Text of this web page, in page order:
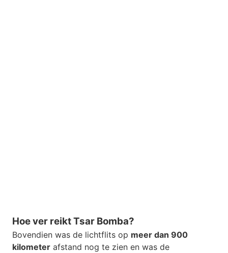
Hoe ver reikt Tsar Bomba?
Bovendien was de lichtflits op meer dan 900
kilometer afstand nog te zien en was de